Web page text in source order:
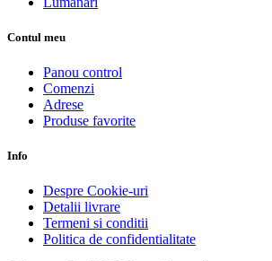
Contul meu
Panou control
Comenzi
Adrese
Produse favorite
Info
Despre Cookie-uri
Detalii livrare
Termeni si conditii
Politica de confidentialitate